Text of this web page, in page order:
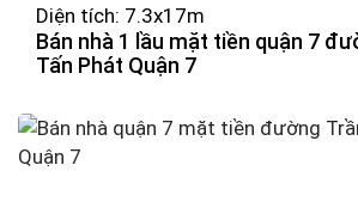
Diện tích: 7.3x17m
Bán nhà 1 lầu mặt tiền quận 7
Tấn Phát Quận 7